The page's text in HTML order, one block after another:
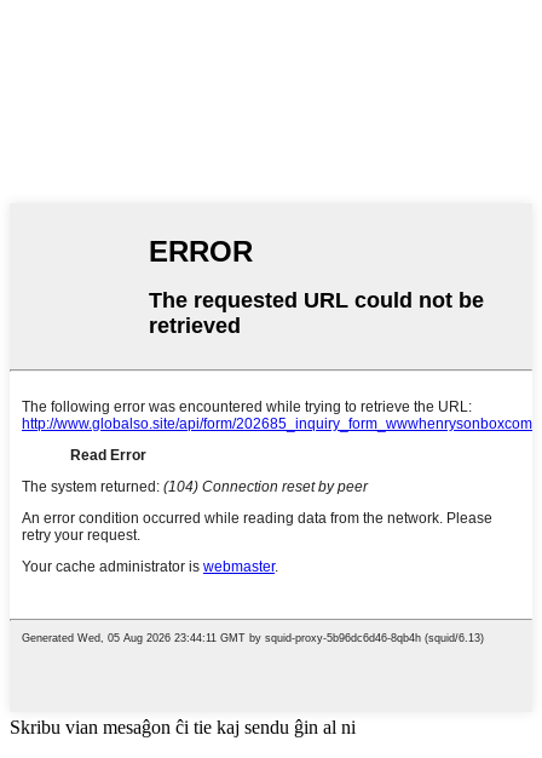
Skribu vian mesaĝon ĉi tie kaj sendu ĝin al ni